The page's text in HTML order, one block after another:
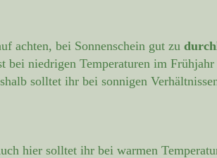
achten, bei Sonnenschein gut zu
niedrigen Temperaturen im
solltet ihr bei sonnigen
hier solltet ihr bei warmen